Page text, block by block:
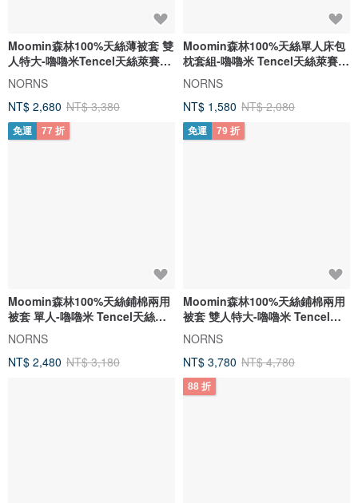
Moomin森林100%天絲薄被套 雙
人特大-嚕嚕米Tencel天絲萊賽爾
纖維
NORNS
NT$ 2,680 NT$ 3,380
Moomin森林100%天絲單人床包
枕套組-嚕嚕米 Tencel天絲萊賽爾
纖維
NORNS
NT$ 1,580 NT$ 2,080
免運 77 折
Moomin森林100%天絲鋪棉兩用
被套 單人-嚕嚕米 Tencel天絲萊
賽爾
NORNS
NT$ 2,480 NT$ 3,180
免運 79 折
Moomin森林100%天絲鋪棉兩用
被套 雙人特大-嚕嚕米 Tencel天
絲
NORNS
NT$ 3,780 NT$ 4,780
88 折